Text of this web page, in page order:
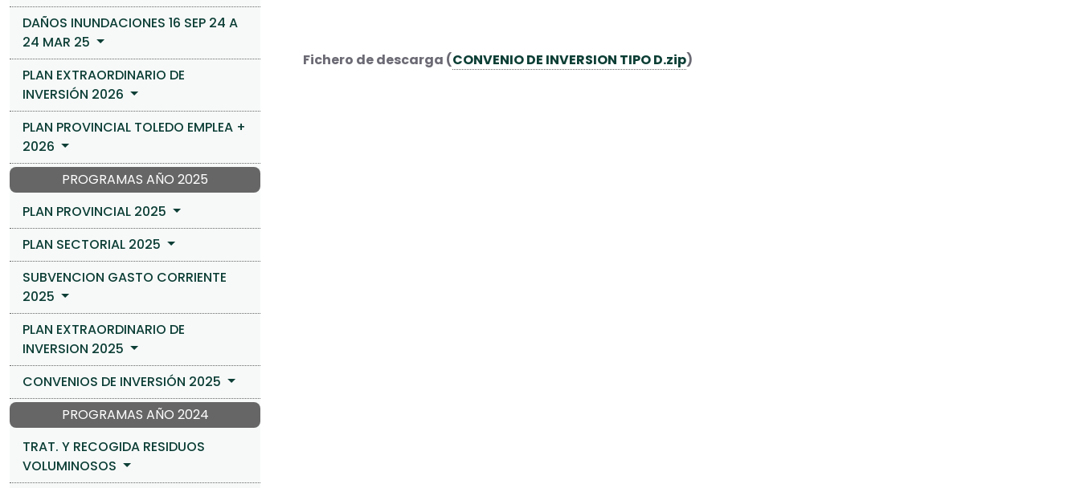
DAÑOS INUNDACIONES 16 SEP 24 A
24 MAR 25
PLAN EXTRAORDINARIO DE
INVERSIÓN 2026
PLAN PROVINCIAL TOLEDO EMPLEA +
2026
PROGRAMAS AÑO 2025
PLAN PROVINCIAL 2025
PLAN SECTORIAL 2025
SUBVENCION GASTO CORRIENTE
2025
PLAN EXTRAORDINARIO DE
INVERSION 2025
CONVENIOS DE INVERSIÓN 2025
PROGRAMAS AÑO 2024
TRAT. Y RECOGIDA RESIDUOS
VOLUMINOSOS
Fichero de descarga (CONVENIO DE INVERSION TIPO D.zip)